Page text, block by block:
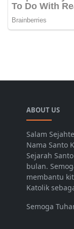
ABOUT US
Salam
Nama Santo
Sejarah
bulan.
membantu
Katolik
Semoga